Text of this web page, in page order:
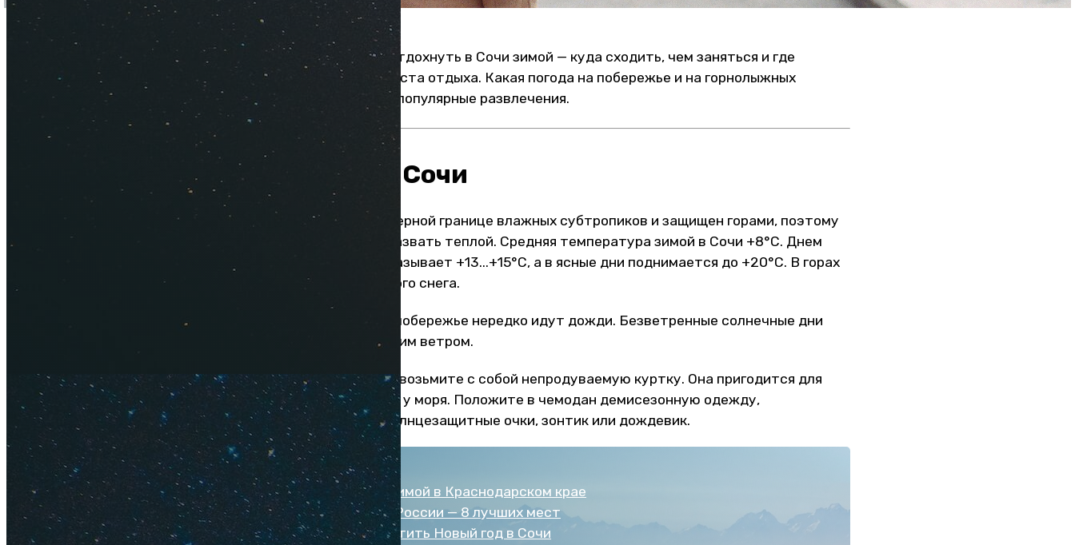
Узнайте, как интересно отдохнуть в Сочи зимой — куда сходить, чем заняться и где
находятся популярные места отдыха. Какая погода на побережье и на горнолыжных
курортах. Сколько стоят популярные развлечения.
Какая зима в Сочи
Курорт находится на северной границе влажных субтропиков и защищен горами, поэтому
сочинскую зиму можно назвать теплой. Средняя температура зимой в Сочи +8°С. Днем
столбик термометра показывает +13...+15°С, а в ясные дни поднимается до +20°С. В горах
холоднее, и выпадает много снега.
по февраль на побережье нередко идут дожди. Безветренные солнечные дни
сменяются пронизывающим ветром.
Для комфортного отдыха возьмите с собой непродуваемую куртку. Она пригодится для
поездок в горы и прогулок у моря. Положите в чемодан демисезонную одежду,
непромокаемую обувь, солнцезащитные очки, зонтик или дождевик.
Где отдыхать зимой в Краснодарском крае
Отдых зимой в России — 8 лучших мест
Где и как встретить Новый год в Сочи